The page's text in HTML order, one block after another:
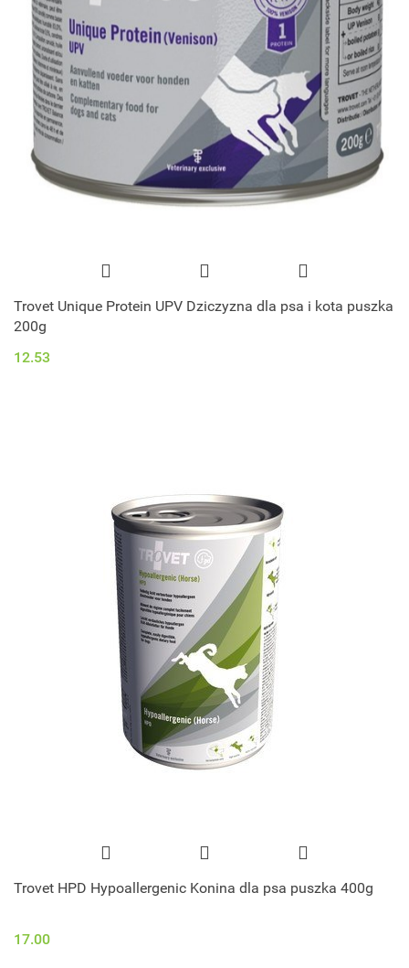
Trovet Unique Protein UPV Dziczyzna dla psa i kota puszka
200g
12.53
Trovet HPD Hypoallergenic Konina dla psa puszka 400g
17.00